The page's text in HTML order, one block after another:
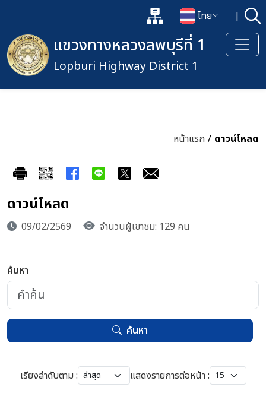
แผนผังเว็บไซต์
เปลี่ยนภาษา
ไทย | ค้
เปิดกล่องค้นหาข้อมูลหลักของเ
แขวงทางหลวงลพบุรีที่ 1
Lopburi Highway District 1
หน้าแรก / ดาวน์โหลด
ดาวน์โหลด
09/02/2569 จำนวนผู้เขาชม: 129 คน
ค้นหา
ค้นหา
เรียงลำดับตาม : แสดงรายการต่อหน้า :